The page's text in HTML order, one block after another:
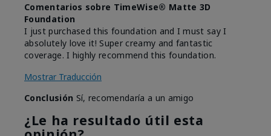
Comentarios sobre TimeWise® Matte 3D
Foundation
I just purchased this foundation and I must say I
absolutely love it! Super creamy and fantastic
coverage. I highly recommend this foundation.
Mostrar Traducción
Conclusión Sí, recomendaría a un amigo
¿Le ha resultado útil esta